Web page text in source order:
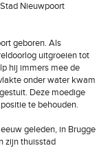
Nieuwpoort
geboren. Als
uitgroeien tot
hij immers mee de
onder water kwam
Deze moedige
te behouden.
geleden, in Brugge
zijn thuisstad